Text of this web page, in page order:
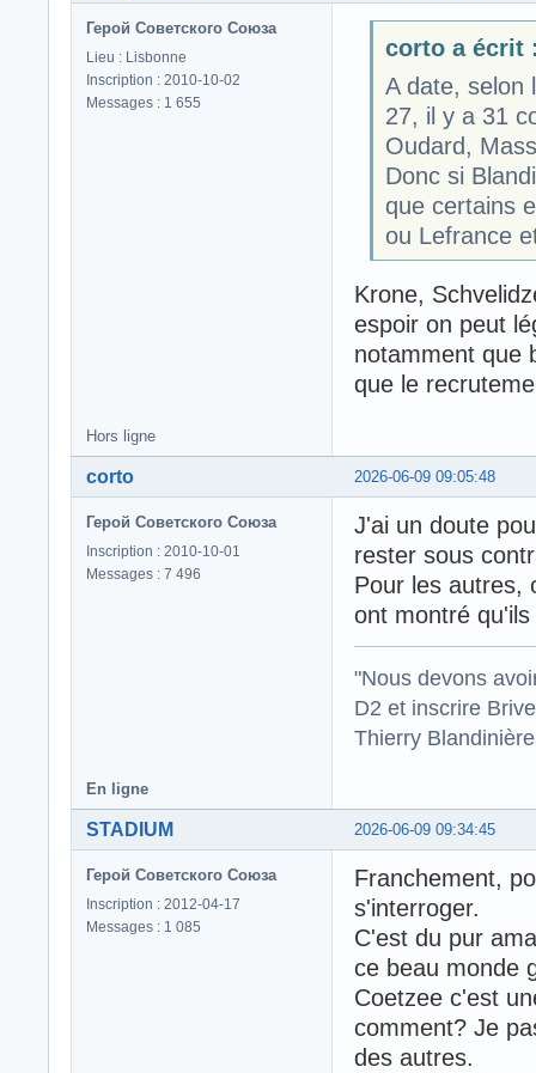
Герой Советского Союза
Lieu : Lisbonne
Inscription : 2010-10-02
Messages : 1 655
corto a écrit
A date, selon
27, il y a 31
Oudard,
Donc si
que certains
ou Lefrance
Krone,
espoir on peut
notamment que
que le
Hors ligne
2026-06-09 09:05:48
corto
Герой Советского Союза
Inscription : 2010-10-01
Messages : 7 496
J'ai un doute
rester sous
Pour les autres,
ont montré
"Nous devons
D2 et inscrire
Thierry
En ligne
2026-06-09 09:34:45
STADIUM
Герой Советского Союза
Inscription : 2012-04-17
Messages : 1 085
Franchement,
s'interroger.
C'est du pur
ce beau monde
Coetzee c'est
comment? Je
des autres.